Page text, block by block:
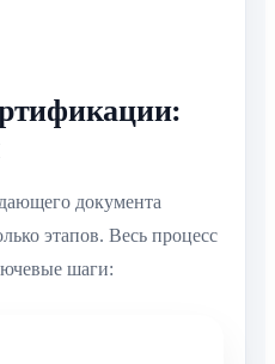
документа
этапов. Весь процесс
шаги: